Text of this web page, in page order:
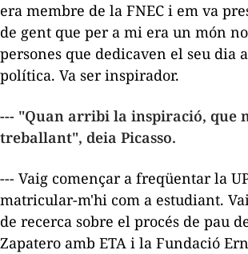
era membre de la FNEC i em va
de gent que per a mi era un món
persones que dedicaven el seu dia
política. Va ser inspirador.
--- "Quan arribi la inspiració, que
treballant", deia Picasso.
--- Vaig començar a freqüentar la
matricular-m'hi com a estudiant.
de recerca sobre el procés de pau
Zapatero amb ETA i la Fundació